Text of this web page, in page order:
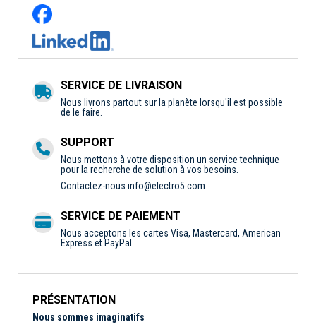
SERVICE DE LIVRAISON
Nous livrons partout sur la planète lorsqu'il est possible
de le faire.
SUPPORT
Nous mettons à votre disposition un service technique
pour la recherche de solution à vos besoins.
Contactez-nous info@electro5.com
SERVICE DE PAIEMENT
Nous acceptons les cartes Visa, Mastercard, American
Express et PayPal.
PRÉSENTATION
Nous sommes imaginatifs